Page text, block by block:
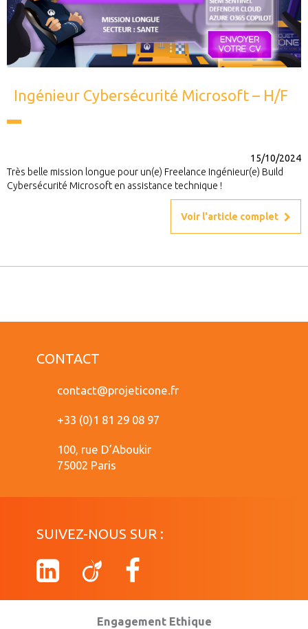
Ingénieur Cybersécurité Microsoft – H/F
15/10/2024
Très belle mission longue pour un(e) Freelance Ingénieur(e) Build
Cybersécurité Microsoft en assistance technique !
Voir l'article complet
CONTACT
contact@projeticone.fr
+33 (0)1 81 29 08 97
100, rue D’Aboukir
75002 Paris
SUIVEZ-NOUS SUR :
Engagement Ethique